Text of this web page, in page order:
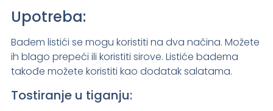
Upotreba:
Badem listići se mogu koristiti na dva načina. Možete
ih blago prepeći ili koristiti sirove. Listiće badema
takođe možete koristiti kao dodatak salatama.
Tostiranje u tiganju: